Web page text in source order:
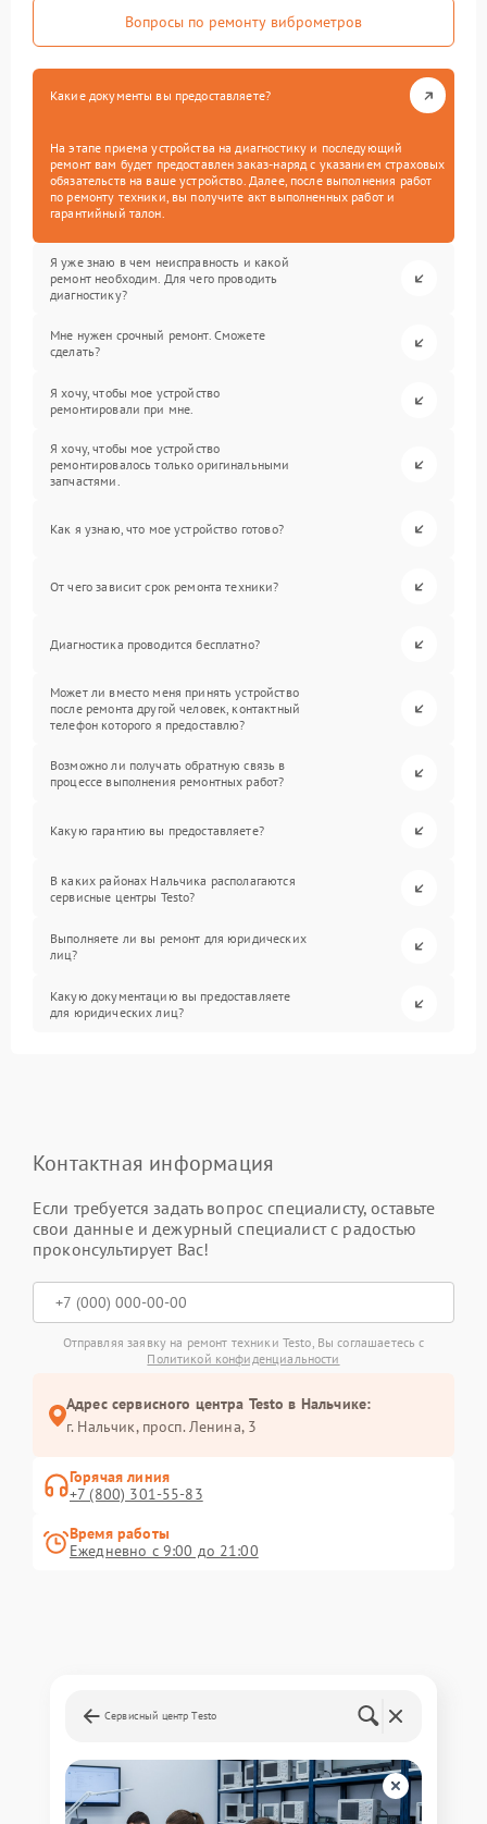
Вопросы по ремонту виброметров
Какие документы вы предоставляете?
На этапе приема устройства на диагностику и последующий
ремонт вам будет предоставлен заказ-наряд с указанием страховых
обязательств на ваше устройство. Далее, после выполнения работ
по ремонту техники, вы получите акт выполненных работ и
гарантийный талон.
Я уже знаю в чем неисправность и какой
ремонт необходим. Для чего проводить
диагностику?
Мне нужен срочный ремонт. Сможете
сделать?
Я хочу, чтобы мое устройство
ремонтировали при мне.
Я хочу, чтобы мое устройство
ремонтировалось только оригинальными
запчастями.
Как я узнаю, что мое устройство готово?
От чего зависит срок ремонта техники?
Диагностика проводится бесплатно?
Может ли вместо меня принять устройство
после ремонта другой человек, контактный
телефон которого я предоставлю?
Возможно ли получать обратную связь в
процессе выполнения ремонтных работ?
Какую гарантию вы предоставляете?
В каких районах Нальчика располагаются
сервисные центры Testo?
Выполняете ли вы ремонт для юридических
лиц?
Какую документацию вы предоставляете
для юридических лиц?
Контактная информация
Если требуется задать вопрос специалисту, оставьте
свои данные и дежурный специалист с радостью
проконсультирует Вас!
Отправляя заявку на ремонт техники Testo, Вы соглашаетесь с
Политикой конфиденциальности
Адрес сервисного центра Testo в Нальчике:
г. Нальчик, просп. Ленина, 3
Горячая линия
+7 (800) 301-55-83
Время работы
Ежедневно с 9:00 до 21:00
Сервисный центр Testo